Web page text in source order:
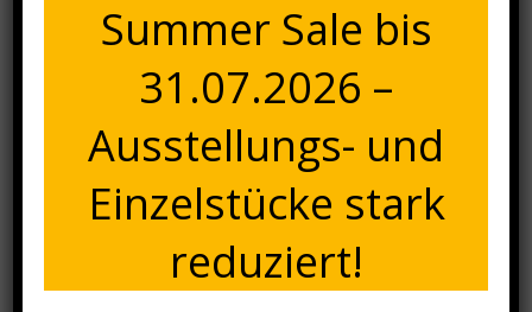
Summer Sale bis
31.07.2026 –
Ausstellungs- und
Einzelstücke stark
reduziert!